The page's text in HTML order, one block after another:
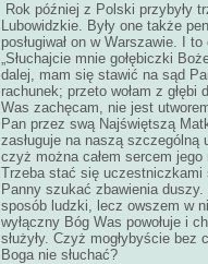
Rok później z Polski przybyły
Lubowidzkie. Były one także
posługiwał on w Warszawie. I
„Słuchajcie mnie gołębiczki
dalej, mam się stawić na sąd
rachunek; przeto wołam z
Was zachęcam, nie jest
Pan przez swą Najświętszą
zasługuje na naszą
czyż można całem sercem
Trzeba stać się uczestniczkami
Panny szukać zbawienia
sposób ludzki, lecz owszem w
wyłączny Bóg Was powołuje i
służyły. Czyż mogłybyście
Boga nie słuchać?